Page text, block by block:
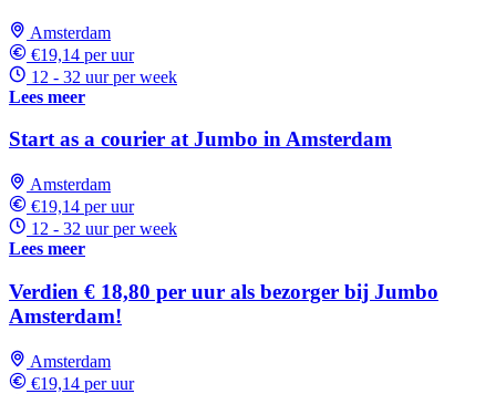
Amsterdam
€19,14 per uur
12 - 32 uur per week
Lees meer
Start as a courier at Jumbo in Amsterdam
Amsterdam
€19,14 per uur
12 - 32 uur per week
Lees meer
Verdien € 18,80 per uur als bezorger bij Jumbo
Amsterdam!
Amsterdam
€19,14 per uur